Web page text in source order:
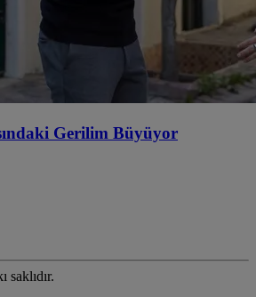
Gerilim Büyüyor
saklıdır.